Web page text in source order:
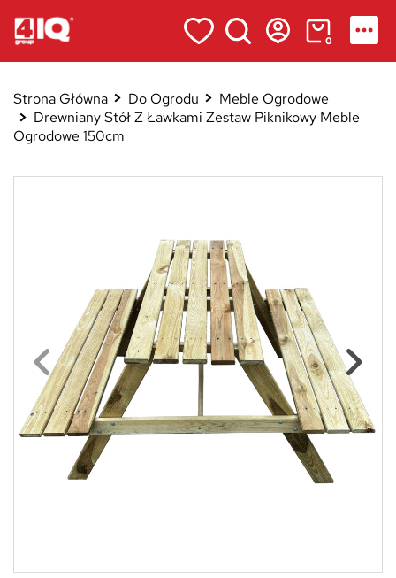
0
Strona Główna Do Ogrodu
Meble Ogrodowe
Drewniany Stół Z Ławkami Zestaw Piknikowy Meble
Ogrodowe 150cm